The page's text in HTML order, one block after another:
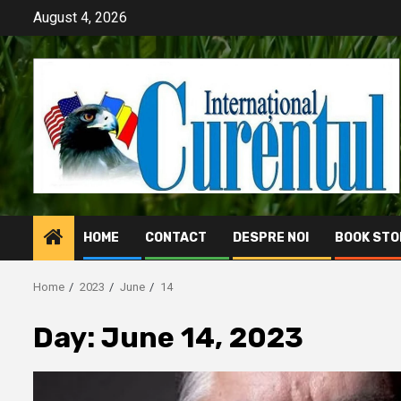
content
August 4, 2026
HOME CONTACT DESPRE NOI BOOK
Home 2023 June 14
Day: June 14, 2023